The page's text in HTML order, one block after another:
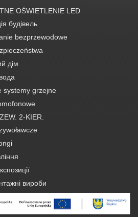
OŚWIETLENIE LED
будівель
bezprzewodowe
дім
systemy grzejne
2-KIER.
вироби